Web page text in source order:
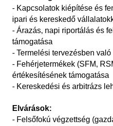
- Kapcsolatok kiépítése és
ipari és kereskedő
- Árazás, napi riportálás és
támogatása
- Termelési tervezésben való
- Fehérjetermékek (SFM,
értékesítésének támogatása
- Kereskedési és arbitrázs
Elvárások:
- Felsőfokú végzettség